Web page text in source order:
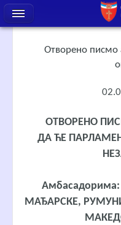
Отворено
ОТВОРЕНО
ДА ЋЕ
МАЂАРСКЕ,